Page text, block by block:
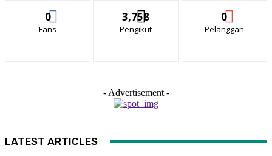
0
Fans
3,758
Pengikut
0
Pelanggan
- Advertisement -
LATEST ARTICLES